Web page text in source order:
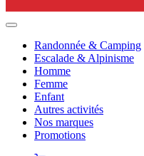
Randonnée & Camping
Escalade & Alpinisme
Homme
Femme
Enfant
Autres activités
Nos marques
Promotions